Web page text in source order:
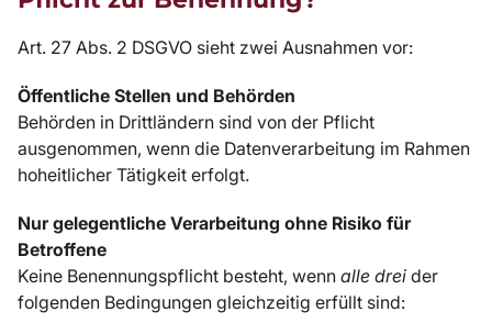
Art. 27 Abs. 2 DSGVO sieht zwei Ausnahmen vor:
Öffentliche Stellen und Behörden
Behörden in Drittländern sind von der Pflicht
ausgenommen, wenn die Datenverarbeitung im Rahmen
hoheitlicher Tätigkeit erfolgt.
Nur gelegentliche Verarbeitung ohne Risiko für
Betroffene
Keine Benennungspflicht besteht, wenn alle drei der
folgenden Bedingungen gleichzeitig erfüllt sind: